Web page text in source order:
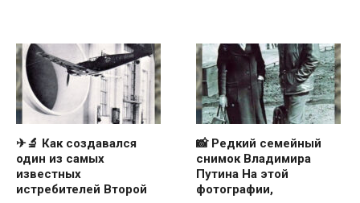
✈🔬 Как создавался
один из самых
известных
истребителей Второй
📸 Редкий семейный
снимок Владимира
Путина На этой
фотографии,